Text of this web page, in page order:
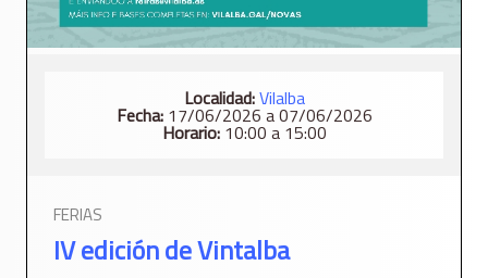
Localidad:Vilalba
Fecha:17/06/2026 a 07/06/2026
Horario:10:00 a 15:00
FERIAS
IV edición de Vintalba